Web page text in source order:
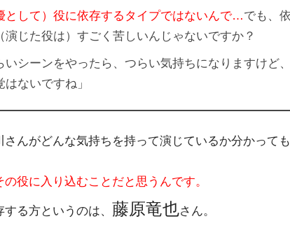
として）役に依存するタイプではないんで…でも、
演じた役は）すごく苦しいんじゃないですか？
いシーンをやったら、つらい気持ちになりますけど
ないですね」
さんがどんな気持ちを持って演じているか分かって
役に入り込むことだと思うんです。
る方というのは、 藤原竜也さん。